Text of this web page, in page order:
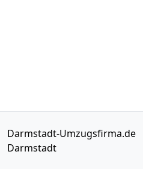
Darmstadt-Umzugsfirma.de
Darmstadt